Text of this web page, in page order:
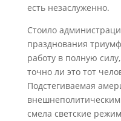
есть незаслуженно.
Стоило
празднования
работу в полную
точно ли это тот
Подстегиваемая
смела светские